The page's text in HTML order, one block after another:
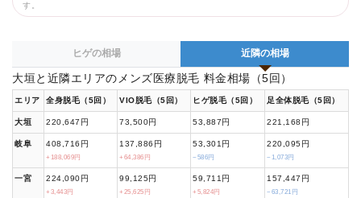
す。
ヒゲの相場 近隣の相場
大垣と近隣エリアのメンズ医療脱毛 料金相場（5回）
エリア 全身脱毛（5回） VIO脱毛（5回） ヒゲ脱毛（5回） 足全体脱毛（5回）
大垣 220,647円 73,500円 53,887円 221,168円
岐阜 408,716円
+188,069円
137,886円
+64,386円
53,301円
−586円
220,095円
−1,073円
一宮 224,090円
+3,443円
99,125円
+25,625円
59,711円
+5,824円
157,447円
−63,721円